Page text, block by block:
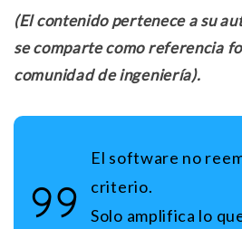
(El contenido pertenece a su
se comparte como referencia
comunidad de ingeniería).
El software no
criterio.
Solo amplifica lo